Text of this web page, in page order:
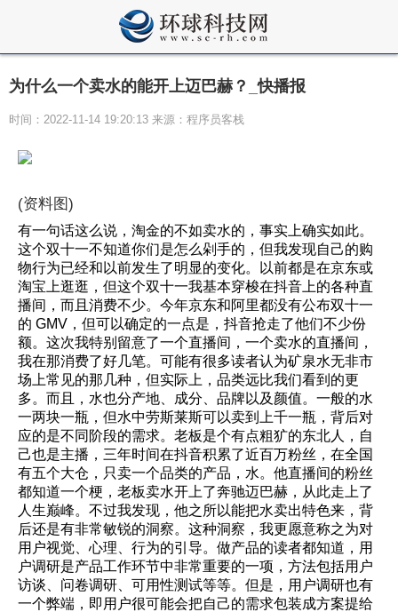
为什么一个卖水的能开上迈巴赫？_快播报
时间：2022-11-14 19:20:13 来源：程序员客栈
(资料图)
有一句话这么说，淘金的不如卖水的，事实上确实如此。
这个双十一不知道你们是怎么剁手的，但我发现自己的购
物行为已经和以前发生了明显的变化。以前都是在京东或
淘宝上逛逛，但这个双十一我基本穿梭在抖音上的各种直
播间，而且消费不少。今年京东和阿里都没有公布双十一
的 GMV，但可以确定的一点是，抖音抢走了他们不少份
额。这次我特别留意了一个直播间，一个卖水的直播间，
我在那消费了好几笔。可能有很多读者认为矿泉水无非市
场上常见的那几种，但实际上，品类远比我们看到的更
多。而且，水也分产地、成分、品牌以及颜值。一般的水
一两块一瓶，但水中劳斯莱斯可以卖到上千一瓶，背后对
应的是不同阶段的需求。老板是个有点粗犷的东北人，自
己也是主播，三年时间在抖音积累了近百万粉丝，在全国
有五个大仓，只卖一个品类的产品，水。他直播间的粉丝
都知道一个梗，老板卖水开上了奔驰迈巴赫，从此走上了
人生巅峰。不过我发现，他之所以能把水卖出特色来，背
后还是有非常敏锐的洞察。这种洞察，我更愿意称之为对
用户视觉、心理、行为的引导。做产品的读者都知道，用
户调研是产品工作环节中非常重要的一项，方法包括用户
访谈、问卷调研、可用性测试等等。但是，用户调研也有
一个弊端，即用户很可能会把自己的需求包装成方案提给